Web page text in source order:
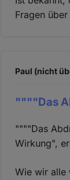
Fragen
Paul (nicht
""""Das
""""Das
Wirkung",
Wie wir alle